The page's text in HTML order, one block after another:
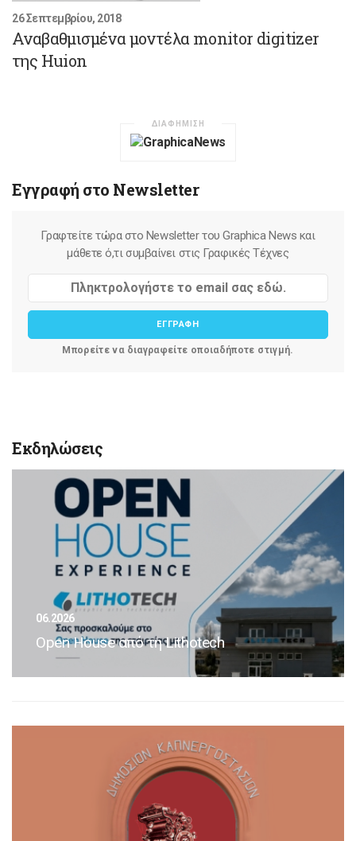
26 Σεπτεμβρίου, 2018
Αναβαθμισμένα μοντέλα monitor digitizer
της Huion
ΔΙΑΦΗΜΙΣΗ
Εγγραφή στο Newsletter
Γραφτείτε τώρα στο Newsletter του Graphica News και
μάθετε ό,τι συμβαίνει στις Γραφικές Τέχνες
ΕΓΓΡΑΦΗ
Μπορείτε να διαγραφείτε οποιαδήποτε στιγμή.
Εκδηλώσεις
06.2026
Open House από τη Lithotech